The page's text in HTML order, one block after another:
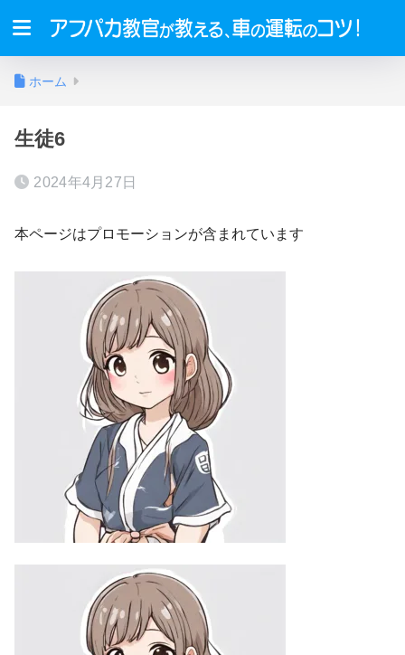
ホーム
生徒6
2024年4月27日
本ページはプロモーションが含まれています